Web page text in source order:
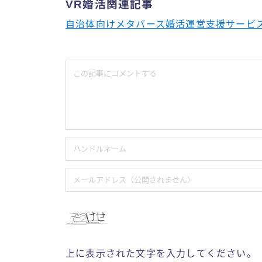
VR婚活関連記事
自治体向けメタバース婚活運営支援サー
上に表示された文字を入力してください。